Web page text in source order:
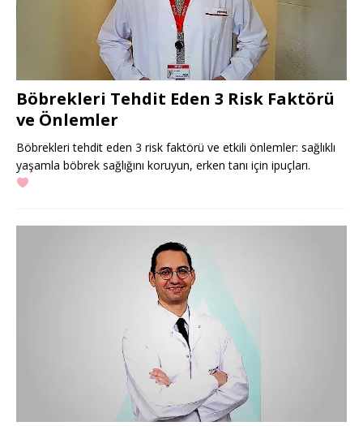
Böbrekleri Tehdit Eden 3 Risk Faktörü
ve Önlemler
Böbrekleri tehdit eden 3 risk faktörü ve etkili önlemler: sağlıklı
yaşamla böbrek sağlığını koruyun, erken tanı için ipuçları.